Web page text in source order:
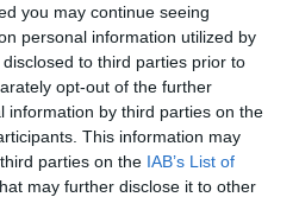
you may continue seeing
personal information utilized by
to third parties prior to
opt-out of the further
information by third parties on the
This information may
parties on the IAB’s List of
may further disclose it to other
– zárta rövidre a párja.
Twitter Pinterest
, szexualitás,Varga